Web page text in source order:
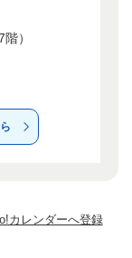
）
カレンダーへ登録